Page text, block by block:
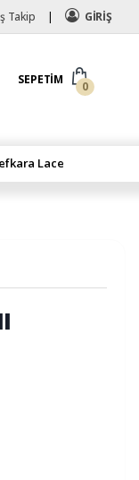
Takip GİRİŞ
SEPETIM
0
Lace